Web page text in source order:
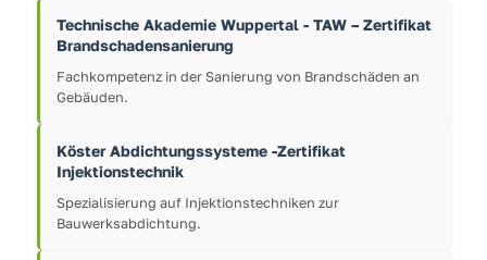
Technische Akademie Wuppertal - TAW – Zertifikat
Brandschadensanierung
Fachkompetenz in der Sanierung von Brandschäden an
Gebäuden.
Köster Abdichtungssysteme -Zertifikat
Injektionstechnik
Spezialisierung auf Injektionstechniken zur
Bauwerksabdichtung.